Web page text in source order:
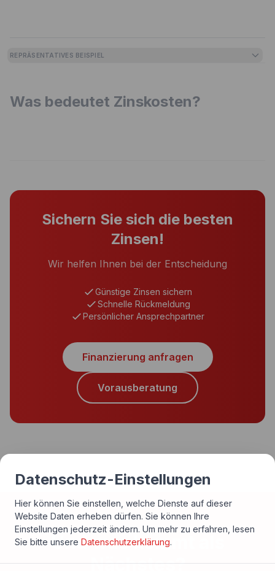
REPRÄSENTATIVES BEISPIEL
Was bedeutet Zinskosten?
Sichern Sie sich die besten
Zinsen!
Wir helfen Ihnen bei der Entscheidung
Günstige Zinsen sichern
Schnelle Rückmeldung
Persönlicher Ansprechpartner
Finanzierung anfragen
Vorausberatung
Und was kommt als
Nächstes?
Datenschutz-Einstellungen
Hier können Sie einstellen, welche Dienste auf dieser
Website Daten erheben dürfen. Sie können Ihre
Einstellungen jederzeit ändern. Um mehr zu erfahren, lesen
Sie bitte unsere Datenschutzerklärung.